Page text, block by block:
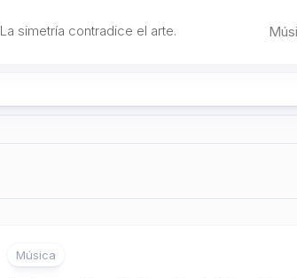
La simetría contradice el arte.
Música